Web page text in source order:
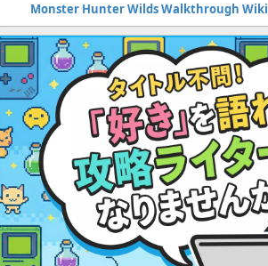
Monster Hunter Wilds Walkthrough Wiki